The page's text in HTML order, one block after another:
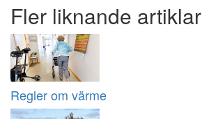
Fler liknande artiklar
Regler om värme